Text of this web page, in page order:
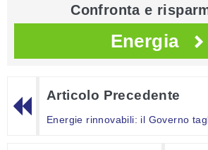
Confronta e
Energia
Articolo Precedente
Energie rinnovabili: il Governo